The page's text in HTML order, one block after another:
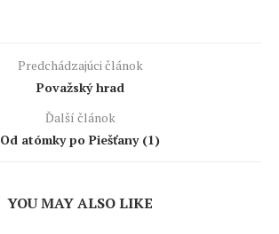
Predchádzajúci článok
Považský hrad
Ďalší článok
Od atómky po Piešťany (1)
YOU MAY ALSO LIKE